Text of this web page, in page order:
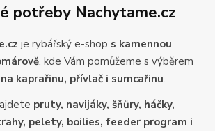
potřeby Nachytame.cz
je rybářský e-shop s kamennou
, kde Vám pomůžeme s výběrem
kaprařinu, přívlač i sumcařinu.
pruty, navijáky, šňůry, háčky,
pelety, boilies, feeder program i